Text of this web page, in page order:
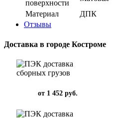
поверхности
Материал
ДПК
Отзывы
Доставка в городе Костроме
от 1 452 руб.